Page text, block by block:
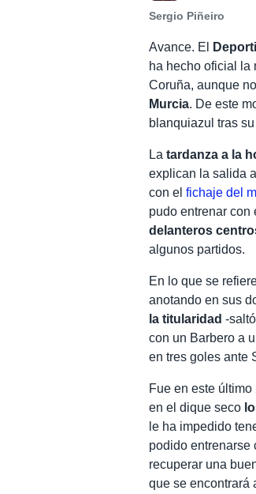
Sergio Piñeiro
Avance. El
ha hecho oficial la
Coruña, aunque
Murcia. De este
blanquiazul tras
Latardanza a la
explican la salida
con elfichaje del
pudo entrenar
delanteros
algunos partidos.
En lo que se
anotando en sus
la titularidad -
con un Barbero a
en tres goles ante
Fue en este
en el dique seco
le ha impedido
podido entrenarse
recuperar una
que se encontrará